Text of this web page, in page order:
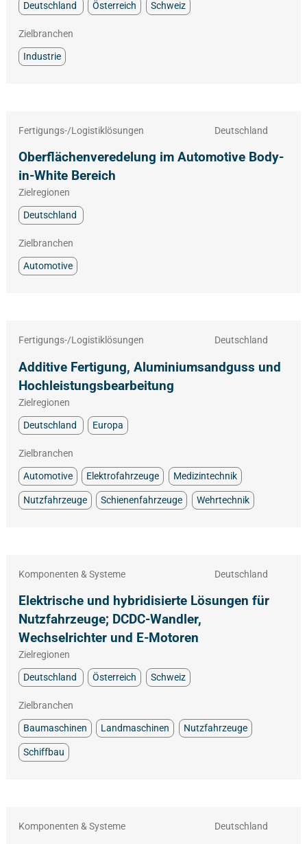
Deutschland Österreich Schweiz
Zielbranchen
Industrie
Fertigungs-/Logistiklösungen Deutschland
Oberflächenveredelung im Automotive Body-
in-White Bereich
Zielregionen
Deutschland
Zielbranchen
Automotive
Fertigungs-/Logistiklösungen Deutschland
Additive Fertigung, Aluminiumsandguss und
Hochleistungsbearbeitung
Zielregionen
Deutschland
Europa
Zielbranchen
Automotive
Elektrofahrzeuge Medizintechnik
Nutzfahrzeuge Schienenfahrzeuge Wehrtechnik
Komponenten & Systeme Deutschland
Elektrische und hybridisierte Lösungen für
Nutzfahrzeuge; DCDC-Wandler,
Wechselrichter und E-Motoren
Zielregionen
Deutschland
Österreich Schweiz
Zielbranchen
Baumaschinen
Landmaschinen Nutzfahrzeuge
Schiffbau
Komponenten & Systeme Deutschland